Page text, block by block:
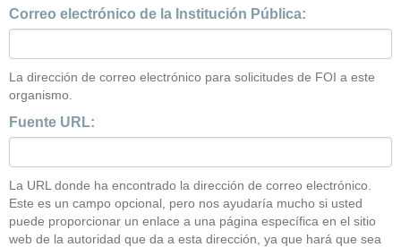
Correo electrónico de la Institución Pública:
La dirección de correo electrónico para solicitudes de FOI a este
organismo.
Fuente URL:
La URL donde ha encontrado la dirección de correo electrónico.
Este es un campo opcional, pero nos ayudaría mucho si usted
puede proporcionar un enlace a una página específica en el sitio
web de la autoridad que da a esta dirección, ya que hará que sea